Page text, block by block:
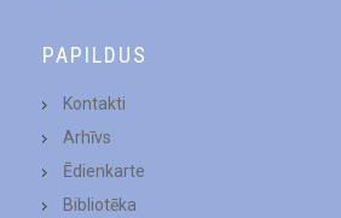
PAPILDUS
Kontakti
Arhīvs
Ēdienkarte
Bibliotēka